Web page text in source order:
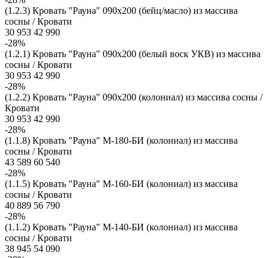
(1.2.3) Кровать "Рауна" 090x200 (бейц/масло) из массива
сосны / Кровати
30 953 42 990
-28%
(1.2.1) Кровать "Рауна" 090x200 (белый воск УКВ) из массива
сосны / Кровати
30 953 42 990
-28%
(1.2.2) Кровать "Рауна" 090x200 (колониал) из массива сосны /
Кровати
30 953 42 990
-28%
(1.1.8) Кровать "Рауна" М-180-БИ (колониал) из массива
сосны / Кровати
43 589 60 540
-28%
(1.1.5) Кровать "Рауна" М-160-БИ (колониал) из массива
сосны / Кровати
40 889 56 790
-28%
(1.1.2) Кровать "Рауна" М-140-БИ (колониал) из массива
сосны / Кровати
38 945 54 090